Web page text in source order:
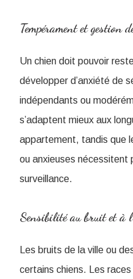
Tempérament et gestion
Un chien doit pouvoir
développer d’anxiété de
indépendants ou
s’adaptent mieux aux
appartement, tandis que
ou anxieuses nécessitent
surveillance.
Sensibilité au bruit et à
Les bruits de la ville ou
certains chiens. Les